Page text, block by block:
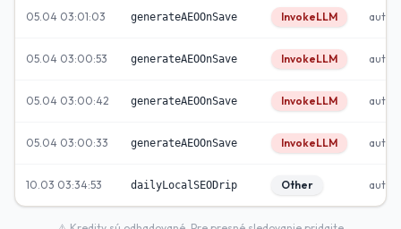
05.04 03:01:03 generateAEOOnSave InvokeLLM
05.04 03:00:53 generateAEOOnSave InvokeLLM
05.04 03:00:42 generateAEOOnSave InvokeLLM
05.04 03:00:33 generateAEOOnSave InvokeLLM
10.03 03:34:53 dailyLocalSEODrip Other